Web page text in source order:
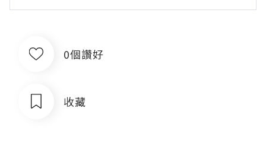
0個讚好
收藏